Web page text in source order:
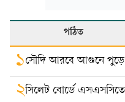
পঠিত
১সৌদি আরবে আগুনে পুড়ে
২সিলেট বোর্ডে